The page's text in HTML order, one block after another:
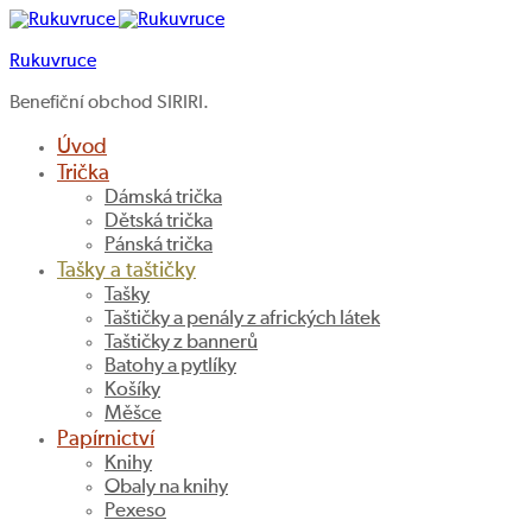
Rukuvruce
Benefiční obchod SIRIRI.
Úvod
Trička
Dámská trička
Dětská trička
Pánská trička
Tašky a taštičky
Tašky
Taštičky a penály z afrických látek
Taštičky z bannerů
Batohy a pytlíky
Košíky
Měšce
Papírnictví
Knihy
Obaly na knihy
Pexeso